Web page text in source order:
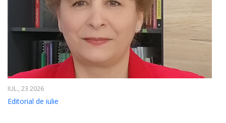
IUL., 23 2026
Editorial de iulie